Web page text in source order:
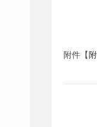
附件【